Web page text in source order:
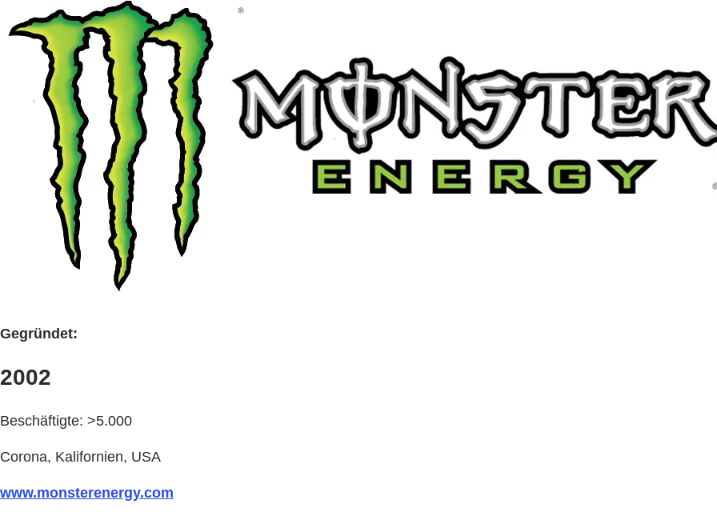
Gegründet:
2002
Beschäftigte: >5.000
Corona, Kalifornien, USA
www.monsterenergy.com